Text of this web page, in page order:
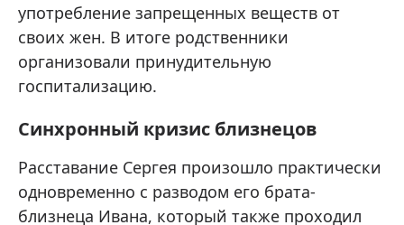
употребление запрещенных веществ от
своих жен. В итоге родственники
организовали принудительную
госпитализацию.
Синхронный кризис близнецов
Расставание Сергея произошло практически
одновременно с разводом его брата-
близнеца Ивана, который также проходил